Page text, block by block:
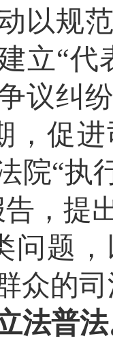
以规
立“代
议纠
，促
院“执
，提
问题
众的
法普